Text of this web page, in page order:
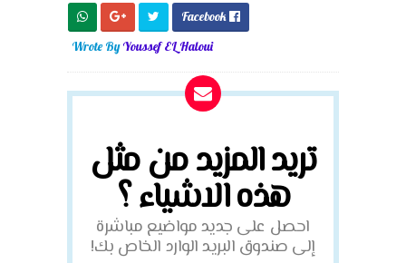

Wrote ByYoussef EL Haloui
تريد المزيد من مثل
هذه الاشياء ؟
احصل على جديد مواضيع مباشرة
إلى صندوق البريد الوارد الخاص بك!